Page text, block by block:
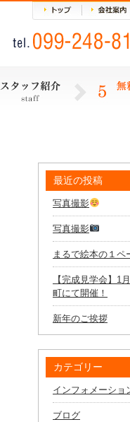
最近の投稿
写真撮影
写真撮影
まるで絵本の１
【完成見学会】1
町にて開催！
新年のご挨拶
カテゴリー
インフォメーショ
ブログ